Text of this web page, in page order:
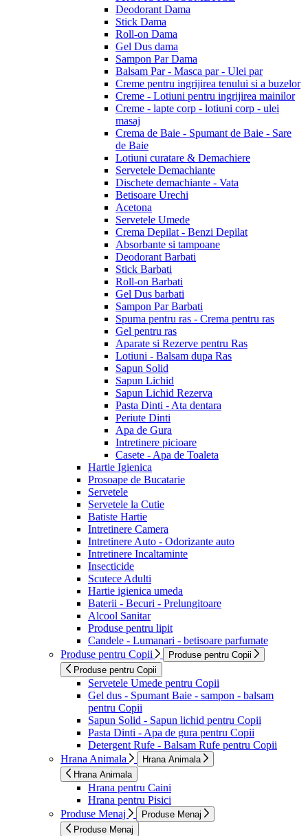
Deodorant Dama
Stick Dama
Roll-on Dama
Gel Dus dama
Sampon Par Dama
Balsam Par - Masca par - Ulei par
Creme pentru ingrijirea tenului si a buzelor
Creme - Lotiuni pentru ingrijirea mainilor
Creme - lapte corp - lotiuni corp - ulei
masaj
Crema de Baie - Spumant de Baie - Sare
de Baie
Lotiuni curatare & Demachiere
Servetele Demachiante
Dischete demachiante - Vata
Betisoare Urechi
Acetona
Servetele Umede
Crema Depilat - Benzi Depilat
Absorbante si tampoane
Deodorant Barbati
Stick Barbati
Roll-on Barbati
Gel Dus barbati
Sampon Par Barbati
Spuma pentru ras - Crema pentru ras
Gel pentru ras
Aparate si Rezerve pentru Ras
Lotiuni - Balsam dupa Ras
Sapun Solid
Sapun Lichid
Sapun Lichid Rezerva
Pasta Dinti - Ata dentara
Periute Dinti
Apa de Gura
Intretinere picioare
Casete - Apa de Toaleta
Hartie Igienica
Prosoape de Bucatarie
Servetele
Servetele la Cutie
Batiste Hartie
Intretinere Camera
Intretinere Auto - Odorizante auto
Intretinere Incaltaminte
Insecticide
Scutece Adulti
Hartie igienica umeda
Baterii - Becuri - Prelungitoare
Alcool Sanitar
Produse pentru lipit
Candele - Lumanari - betisoare parfumate
Produse pentru Copii
Produse pentru Copii
Produse pentru Copii
Servetele Umede pentru Copii
Gel dus - Spumant Baie - sampon - balsam
pentru Copii
Sapun Solid - Sapun lichid pentru Copii
Pasta Dinti - Apa de gura pentru Copii
Detergent Rufe - Balsam Rufe pentru Copii
Hrana Animala
Hrana Animala
Hrana Animala
Hrana pentru Caini
Hrana pentru Pisici
Produse Menaj
Produse Menaj
Produse Menaj